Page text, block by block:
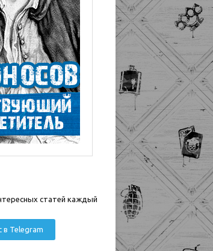
статей каждый
в Telegram